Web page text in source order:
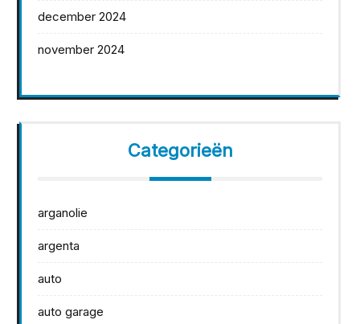
december 2024
november 2024
Categorieën
arganolie
argenta
auto
auto garage